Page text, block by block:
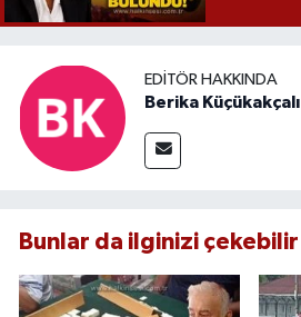
EDITÖR HAKKINDA
Berika Küçükakçalı
Bunlar da ilginizi çekebilir